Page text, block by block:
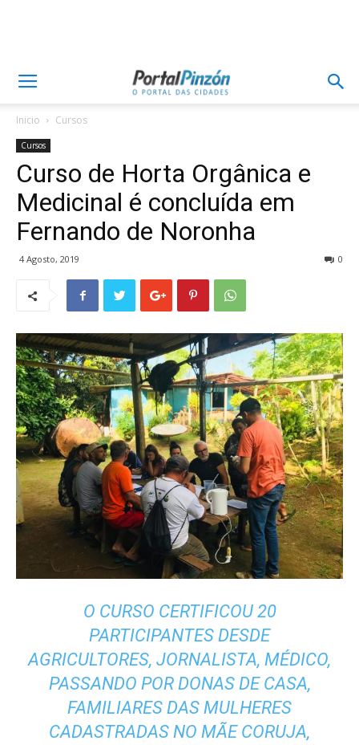
Inicio Cursos
Cursos
Curso de Horta Orgânica e
Medicinal é concluída em
Fernando de Noronha
4 Agosto, 2019 0
O CURSO CERTIFICOU 20
PARTICIPANTES DESDE
AGRICULTORES, JORNALISTA, MÉDICO,
PASSANDO POR DONAS DE CASA,
FAMILIARES DAS MULHERES
CADASTRADAS NO MÃE CORUJA,